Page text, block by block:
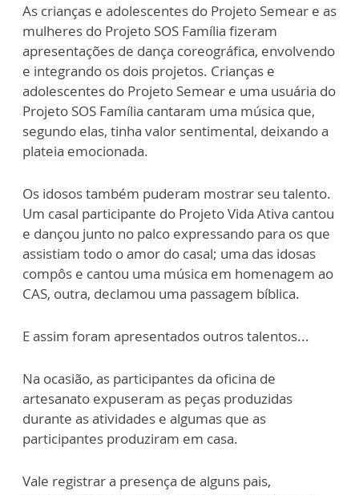
As crianças e adolescentes do Projeto Semear e as
mulheres do Projeto SOS Família fizeram
apresentações de dança coreográfica, envolvendo
e integrando os dois projetos. Crianças e
adolescentes do Projeto Semear e uma usuária do
Projeto SOS Família cantaram uma música que,
segundo elas, tinha valor sentimental, deixando a
plateia emocionada.
Os idosos também puderam mostrar seu talento.
Um casal participante do Projeto Vida Ativa cantou
e dançou junto no palco expressando para os que
assistiam todo o amor do casal; uma das idosas
compôs e cantou uma música em homenagem ao
CAS, outra, declamou uma passagem bíblica.
E assim foram apresentados outros talentos...
Na ocasião, as participantes da oficina de
artesanato expuseram as peças produzidas
durante as atividades e algumas que as
participantes produziram em casa.
Vale registrar a presença de alguns pais,